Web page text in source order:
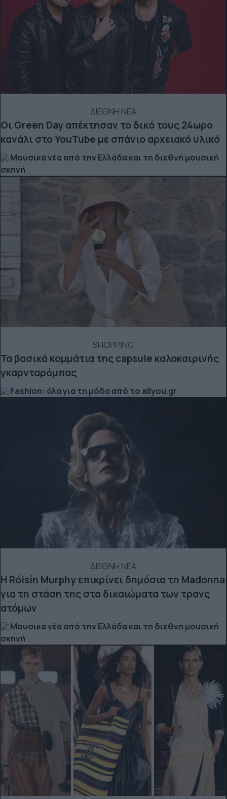
ΔΙΕΘΝΗ ΝΕΑ
Οι Green Day απέκτησαν το δικό τους 24ωρο
κανάλι στο YouTube με σπάνιο αρχειακό υλικό
Μουσικά νέα από την Ελλάδα και τη διεθνή μουσική
σκηνή
SHOPPING
Τα βασικά κομμάτια της capsule καλοκαιρινής
γκαρνταρόμπας
Fashion: όλα για τη μόδα από το allyou.gr
ΔΙΕΘΝΗ ΝΕΑ
Η Róisín Murphy επικρίνει δημόσια τη Madonna
για τη στάση της στα δικαιώματα των τρανς
ατόμων
Μουσικά νέα από την Ελλάδα και τη διεθνή μουσική
σκηνή